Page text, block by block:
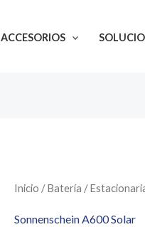
ACCESORIOS
Inicio /Batería /
Sonnenschein A600 Solar